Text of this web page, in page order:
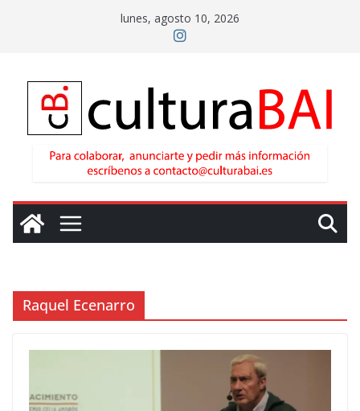
lunes, agosto 10, 2026
Raquel Ecenarro